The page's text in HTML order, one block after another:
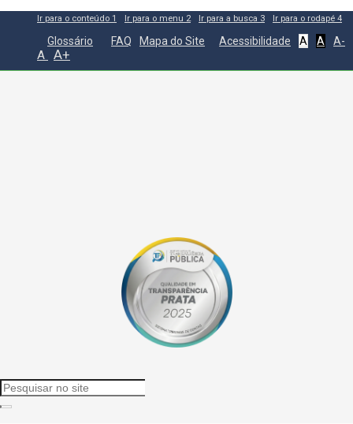
Ir para o conteúdo 1 Ir para o menu 2 Ir para a busca 3 Ir para o rodapé 4
Glossário FAQ Mapa do Site Acessibilidade A A A-
A A+